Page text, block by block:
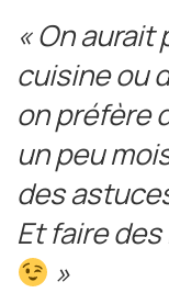
« On aurait
cuisine ou
on préfère
un peu
des
Et faire
»